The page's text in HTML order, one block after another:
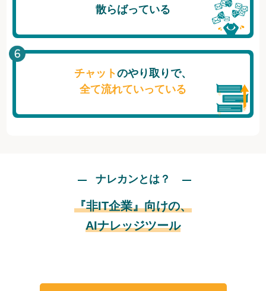
散らばっている
チャットのやり取りで、
全て流れていっている
ナレカンとは？
『非IT企業』向けの、
AIナレッジツール